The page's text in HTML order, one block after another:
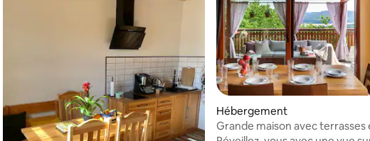
moyenne sur la base de 28 commentaires : 5 sur 5Hébergement
Grande maison avec terrasses